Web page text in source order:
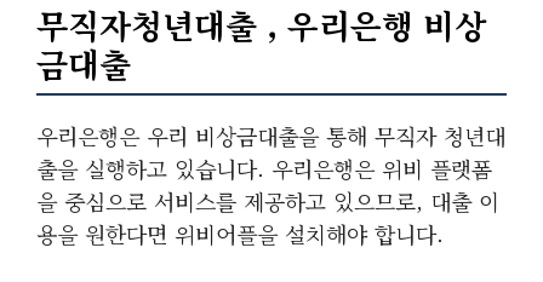
무직자청년대출 , 우리은행 비상
금대출
우리은행은 우리 비상금대출을 통해 무직자 청년대
출을 실행하고 있습니다. 우리은행은 위비 플랫폼
을 중심으로 서비스를 제공하고 있으므로, 대출 이
용을 원한다면 위비어플을 설치해야 합니다.